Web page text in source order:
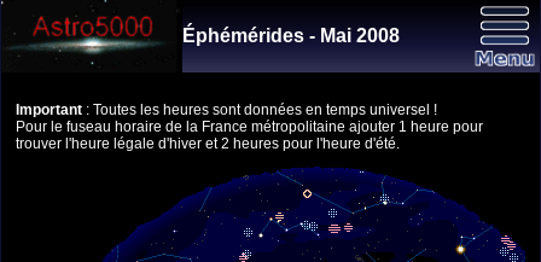
Éphémérides - Mai 2008
Important : Toutes les heures sont données en temps universel !
Pour le fuseau horaire de la France métropolitaine ajouter 1 heure pour
trouver l'heure légale d'hiver et 2 heures pour l'heure d'été.